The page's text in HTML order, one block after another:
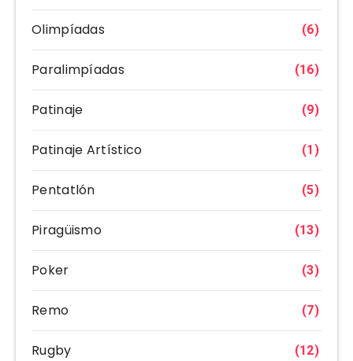
Olimpíadas (6)
Paralimpíadas (16)
Patinaje (9)
Patinaje Artístico (1)
Pentatlón (5)
Piragüismo (13)
Poker (3)
Remo (7)
Rugby (12)